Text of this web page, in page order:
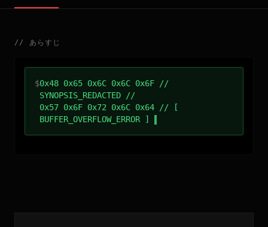
// あらすじ
$0x48 0x65 0x6C 0x6C 0x6F //
SYNOPSIS_REDACTED //
0x57 0x6F 0x72 0x6C 0x64 // [
BUFFER_OVERFLOW_ERROR ]